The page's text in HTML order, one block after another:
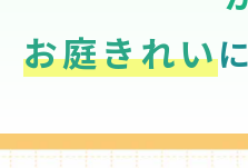
お庭きれい